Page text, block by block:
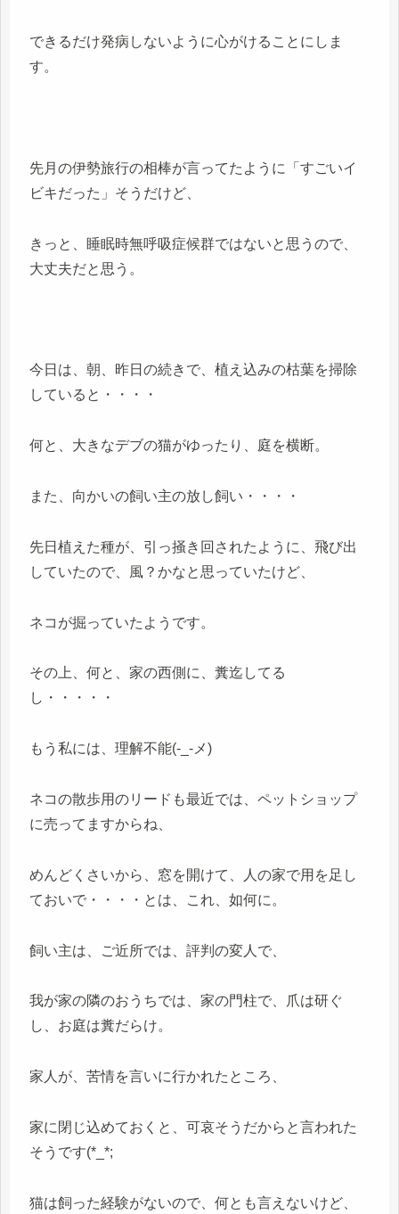
できるだけ発病しないように心がけることにしま
す。
先月の伊勢旅行の相棒が言ってたように「すごいイ
ビキだった」そうだけど、
きっと、睡眠時無呼吸症候群ではないと思うので、
大丈夫だと思う。
今日は、朝、昨日の続きで、植え込みの枯葉を掃除
していると・・・・
何と、大きなデブの猫がゆったり、庭を横断。
また、向かいの飼い主の放し飼い・・・・
先日植えた種が、引っ掻き回されたように、飛び出
していたので、風？かなと思っていたけど、
ネコが掘っていたようです。
その上、何と、家の西側に、糞迄してる
し・・・・・
もう私には、理解不能(-_-メ)
ネコの散歩用のリードも最近では、ペットショップ
に売ってますからね、
めんどくさいから、窓を開けて、人の家で用を足し
ておいで・・・・とは、これ、如何に。
飼い主は、ご近所では、評判の変人で、
我が家の隣のおうちでは、家の門柱で、爪は研ぐ
し、お庭は糞だらけ。
家人が、苦情を言いに行かれたところ、
家に閉じ込めておくと、可哀そうだからと言われた
そうです(*_*;
猫は飼った経験がないので、何とも言えないけど、